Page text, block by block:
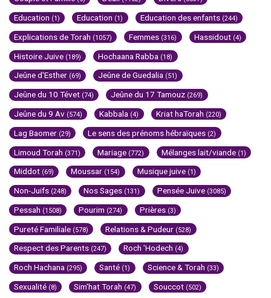
Education (1) Education (1) Education des enfants (244)
Explications de Torah (1057) Femmes (316) Hassidout (4)
Histoire Juive (189) Hochaana Rabba (18)
Jeûne d'Esther (69) Jeûne de Guedalia (51)
Jeûne du 10 Tévet (74) Jeûne du 17 Tamouz (269)
Jeûne du 9 Av (574) Kabbala (4) Kriat haTorah (220)
Lag Baomer (29) Le sens des prénoms hébraïques (2)
Limoud Torah (371) Mariage (772) Mélanges lait/viande (1)
Middot (69) Moussar (154) Musique juive (1)
Non-Juifs (248) Nos Sages (131) Pensée Juive (3085)
Pessah (1508) Pourim (274) Prières (3)
Pureté Familiale (578) Relations & Pudeur (528)
Respect des Parents (247) Roch 'Hodech (4)
Roch Hachana (295) Santé (1) Science & Torah (33)
Sexualité (8) Sim'hat Torah (47) Souccot (502)